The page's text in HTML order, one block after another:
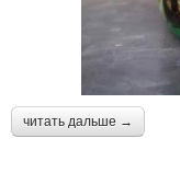
читать дальше →